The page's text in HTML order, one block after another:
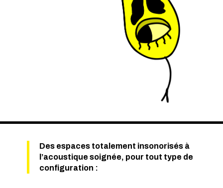
Des espaces totalement insonorisés à
l’acoustique soignée, pour tout type de
configuration :